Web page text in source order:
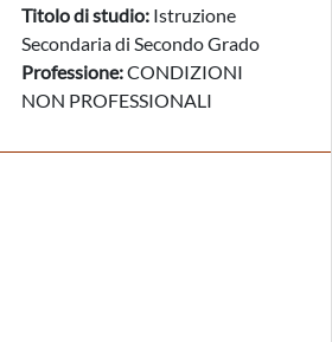
Titolo di studio: Istruzione
Secondaria di Secondo Grado
Professione:CONDIZIONI
NON PROFESSIONALI